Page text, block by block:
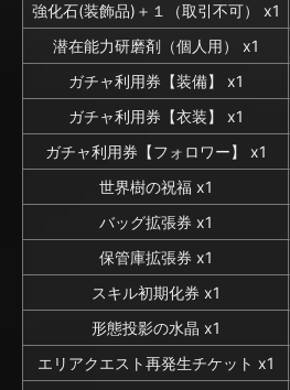
強化石(装飾品)＋１（取引不可） x1
潜在能力研磨剤（個人用） x1
ガチャ利用券【装備】 x1
ガチャ利用券【衣装】 x1
ガチャ利用券【フォロワー】 x1
世界樹の祝福 x1
バッグ拡張券 x1
保管庫拡張券 x1
スキル初期化券 x1
形態投影の水晶 x1
エリアクエスト再発生チケット x1